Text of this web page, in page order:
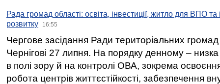
Рада громад області: освіта, інвестиції, житло для ВПО
розвитку
16:55
Чергове засідання Ради територіальних громад
Чернігові 27 липня. На порядку денному –
в полі зору й на контролі ОВА, зокрема освоєння
робота центрів життєстійкості, забезпечення